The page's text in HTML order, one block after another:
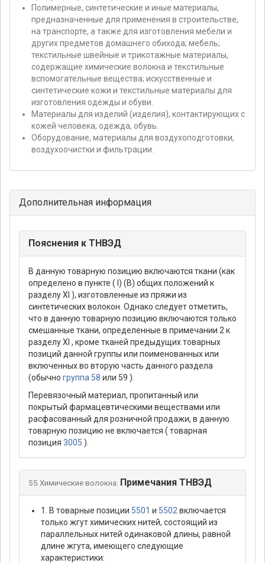
Полимерные, синтетические и иные материалы,
предназначенные для применения в строительстве,
на транспорте, а также для изготовления мебели и
других предметов домашнего обихода; мебель;
текстильные швейные и трикотажные материалы,
содержащие химические волокна и текстильные
вспомогательные вещества; искусственные и
синтетические кожи и текстильные материалы для
изготовления одежды и обуви.
Материалы для изделий (изделия), контактирующих с
кожей человека, одежда, обувь.
Оборудование, материалы для воздухоподготовки,
воздухоочистки и фильтрации.
Дополнительная информация
Пояснения к ТНВЭД
В данную товарную позицию включаются ткани (как
определено в пункте ( I) (В) общих положений к
разделу XI ), изготовленные из пряжи из
синтетических волокон. Однако следует отметить,
что в данную товарную позицию включаются только
смешанные ткани, определенные в примечании 2 к
разделу XI , кроме тканей предыдущих товарных
позиций данной группы или поименованных или
включенных во вторую часть данного раздела
(обычно группа 58 или 59 ).
Перевязочный материал, пропитанный или
покрытый фармацевтическими веществами или
расфасованный для розничной продажи, в данную
товарную позицию не включается ( товарная
позиция 3005 ).
55 Химические волокна: Примечания ТНВЭД
1. В товарные позиции 5501 и 5502 включается
только жгут химических нитей, состоящий из
параллельных нитей одинаковой длины, равной
длине жгута, имеющего следующие
характеристики: